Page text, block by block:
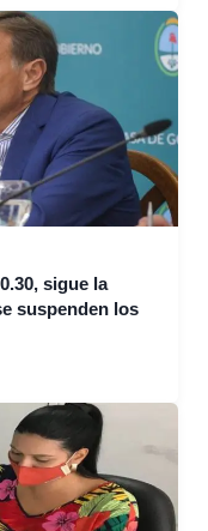
sigue la
suspenden los